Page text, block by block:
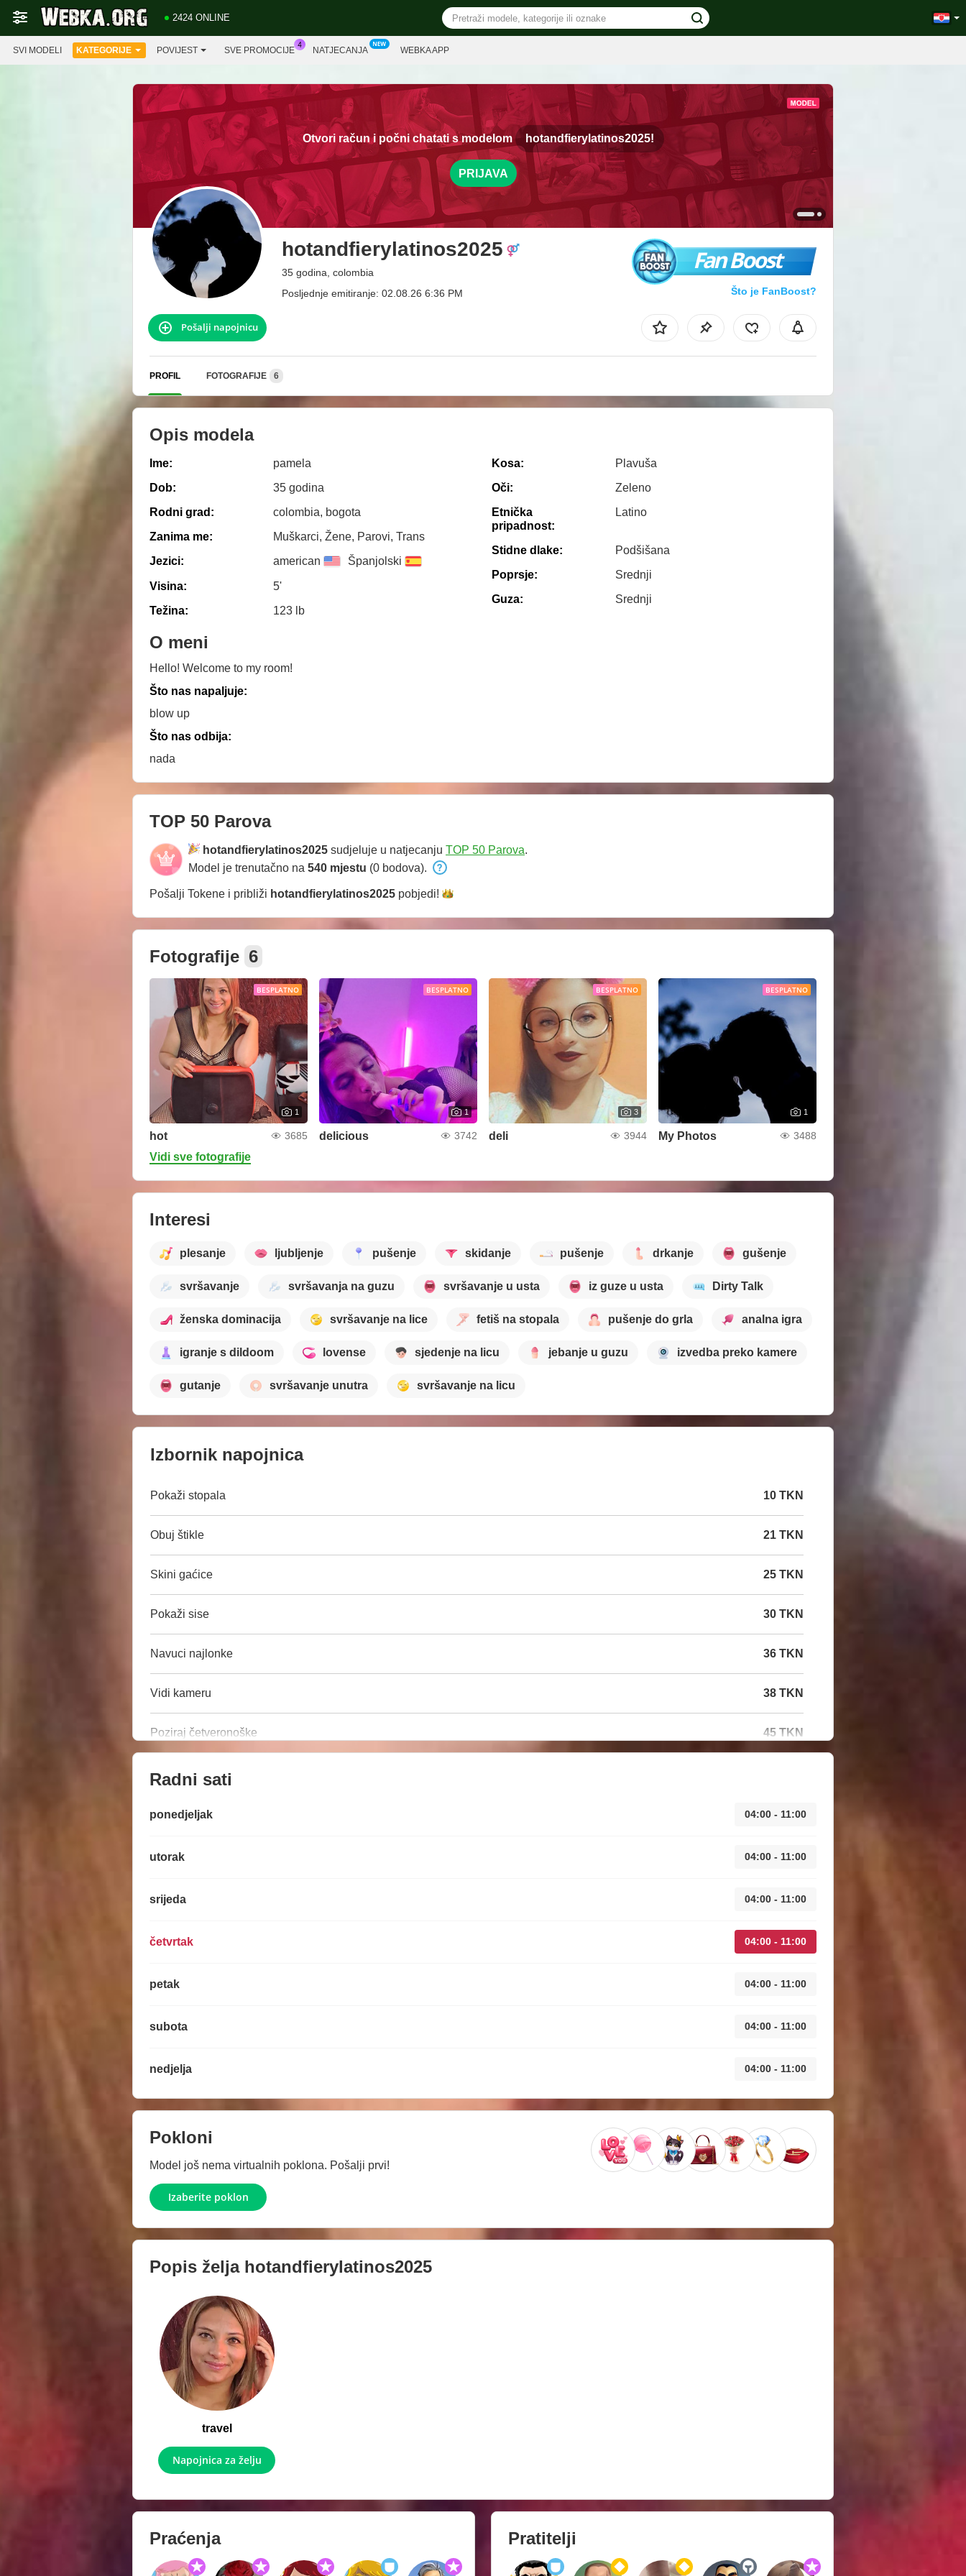
2424 ONLINE
SVI MODELI KATEGORIJE POVIJEST SVE PROMOCIJE NATJECANJA WEBKA APP
Otvori račun i počni chatati s modelom hotandfierylatinos2025!
PRIJAVA
hotandfierylatinos2025
35 godina, colombia
Posljednje emitiranje: 02.08.26 6:36 PM
Fan Boost
Što je FanBoost?
Pošalji napojnicu
PROFIL FOTOGRAFIJE 6
Opis modela
Ime:
pamela
Dob:
35 godina
Rodni grad:
colombia, bogota
Zanima me:
Muškarci, Žene, Parovi, Trans
Jezici:
american Španjolski
Visina:
5'
Težina:
123 lb
Kosa:
Plavuša
Oči:
Zeleno
Etnička
pripadnost:
Latino
Stidne dlake:
Podšišana
Poprsje:
Srednji
Guza:
Srednji
O meni
Hello! Welcome to my room!
Što nas napaljuje:
blow up
Što nas odbija:
nada
TOP 50 Parova
hotandfierylatinos2025 sudjeluje u natjecanju TOP 50 Parova.
Model je trenutačno na 540 mjestu (0 bodova).
Pošalji Tokene i približi hotandfierylatinos2025 pobjedi!
Fotografije 6
BESPLATNO
1
hot 3685
BESPLATNO
1
delicious 3742
BESPLATNO
3
deli 3944
BESPLATNO
1
My Photos 3488
Vidi sve fotografije
Interesi
plesanje ljubljenje pušenje skidanje pušenje drkanje gušenje
svršavanje svršavanja na guzu svršavanje u usta iz guze u usta Dirty Talk
ženska dominacija svršavanje na lice fetiš na stopala pušenje do grla analna igra
igranje s dildoom lovense sjedenje na licu jebanje u guzu izvedba preko kamere
gutanje svršavanje unutra svršavanje na licu
Izbornik napojnica
Pokaži stopala 10 TKN
Obuj štikle 21 TKN
Skini gaćice 25 TKN
Pokaži sise 30 TKN
Navuci najlonke 36 TKN
Vidi kameru 38 TKN
Poziraj četveronoške 45 TKN
Radni sati
ponedjeljak 04:00 - 11:00
utorak 04:00 - 11:00
srijeda 04:00 - 11:00
četvrtak 04:00 - 11:00
petak 04:00 - 11:00
subota 04:00 - 11:00
nedjelja 04:00 - 11:00
Pokloni
Model još nema virtualnih poklona. Pošalji prvi!
Izaberite poklon
Popis želja hotandfierylatinos2025
travel
Napojnica za želju
Praćenja Pratitelji